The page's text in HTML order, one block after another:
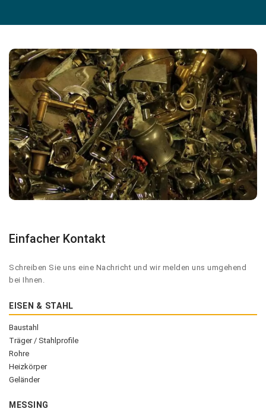
Einfacher Kontakt
Schreiben Sie uns eine Nachricht und wir melden uns umgehend
bei Ihnen.
EISEN & STAHL
Baustahl
Träger / Stahlprofile
Rohre
Heizkörper
Geländer
MESSING